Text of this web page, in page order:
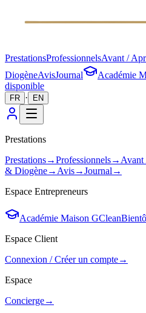
PrestationsProfessionnelsAvant /
DiogèneAvisJournal Académie
disponible
FR · EN
Prestations
Prestations→Professionnels→ Avant
& Diogène→ Avis→Journal →
Espace Entrepreneurs
Académie Maison GClean
Espace Client
Connexion / Créer un compte→
Espace
Concierge→